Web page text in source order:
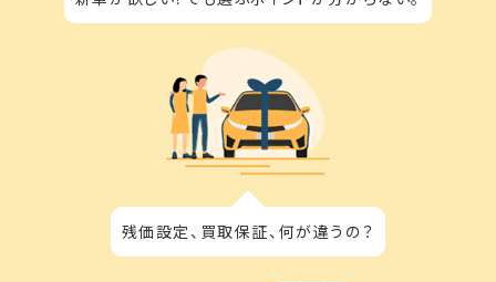
残価設定、買取保証、何が違うの？